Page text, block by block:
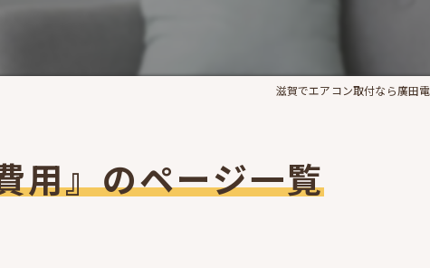
滋賀でエアコン取付なら廣田
用』のページ一覧